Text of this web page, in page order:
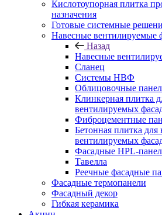
Кислотоупорная плитка
назначения
Готовые системные
Навесные вентилируемые
Назад
Навесные
Сланец
Системы НВФ
Облицовочные
Клинкерная плитка
вентилируемых
Фиброцементные
Бетонная плитка для
вентилируемых
Фасадные HPL-
Тавелла
Реечные фасадные
Фасадные термопанели
Фасадный декор
Гибкая керамика